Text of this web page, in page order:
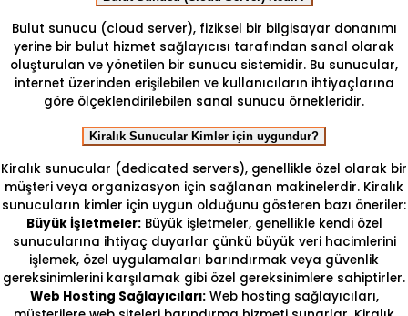
Bulut sunucu (cloud server), fiziksel bir bilgisayar donanımı
yerine bir bulut hizmet sağlayıcısı tarafından sanal olarak
oluşturulan ve yönetilen bir sunucu sistemidir. Bu sunucular,
internet üzerinden erişilebilen ve kullanıcıların ihtiyaçlarına
göre ölçeklendirilebilen sanal sunucu örnekleridir.
Kiralık Sunucular Kimler için uygundur?
Kiralık sunucular (dedicated servers), genellikle özel olarak bir
müşteri veya organizasyon için sağlanan makinelerdir. Kiralık
sunucuların kimler için uygun olduğunu gösteren bazı öneriler:
Büyük İşletmeler:Büyük işletmeler, genellikle kendi özel
sunucularına ihtiyaç duyarlar çünkü büyük veri hacimlerini
işlemek, özel uygulamaları barındırmak veya güvenlik
gereksinimlerini karşılamak gibi özel gereksinimlere sahiptirler.
Web Hosting Sağlayıcıları:Web hosting sağlayıcıları,